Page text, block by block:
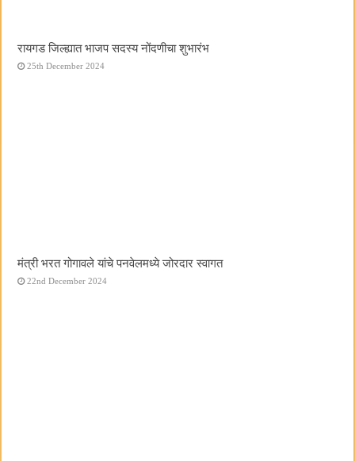
रायगड जिल्ह्यात भाजप सदस्य नोंदणीचा शुभारंभ
25th December 2024
मंत्री भरत गोगावले यांचे पनवेलमध्ये जोरदार स्वागत
22nd December 2024